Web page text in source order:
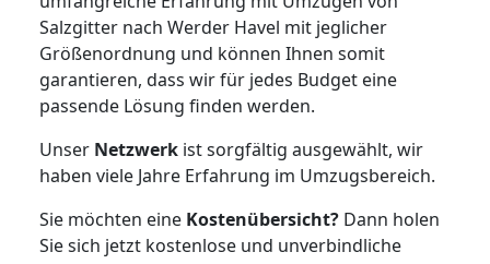
Salzgitter nach Werder Havel mit jeglicher
Größenordnung und können Ihnen somit
garantieren, dass wir für jedes Budget eine
passende Lösung finden werden.
Unser Netzwerk ist sorgfältig ausgewählt, wir
haben viele Jahre Erfahrung im Umzugsbereich.
Sie möchten eine Kostenübersicht? Dann holen
Sie sich jetzt kostenlose und unverbindliche